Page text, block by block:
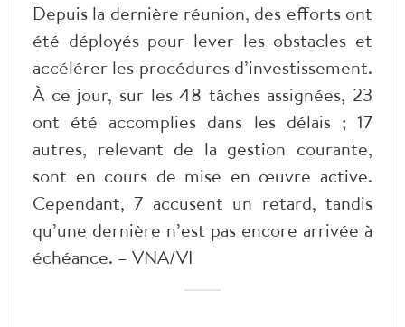
Depuis la dernière réunion, des efforts ont
été déployés pour lever les obstacles et
accélérer les procédures d’investissement.
À ce jour, sur les 48 tâches assignées, 23
ont été accomplies dans les délais ; 17
autres, relevant de la gestion courante,
sont en cours de mise en œuvre active.
Cependant, 7 accusent un retard, tandis
qu’une dernière n’est pas encore arrivée à
échéance. – VNA/VI